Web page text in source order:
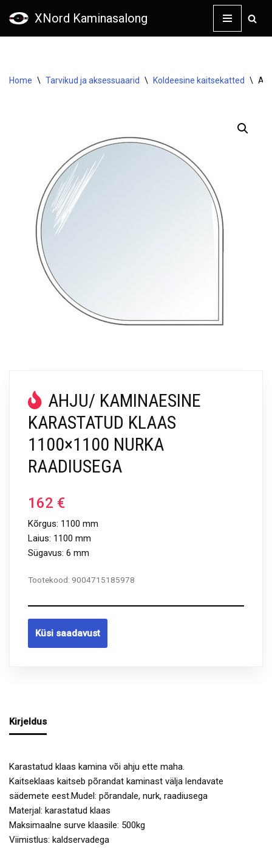
XNord Kaminasalong
Home \ Tarvikud ja aksessuaarid \ Koldeesine kaitsekatted \
AHJU/ KAMINAESINE
KARASTATUD KLAAS
1100×1100 NURKA
RAADIUSEGA
162 €
Kõrgus: 1100 mm
Laius: 1100 mm
Sügavus: 6 mm
Tootekood: 9004715185978
Küsi saadavust
Kirjeldus
Karastatud klaas kamina või ahju ette maha.
Kaitseklaas kaitseb põrandat kaminast välja lendavate
sädemete eest.Mudel: põrandale, nurk, raadiusega
Materjal: karastatud klaas
Maksimaalne surve klaasile: 500kg
Viimistlus: kaldservadega